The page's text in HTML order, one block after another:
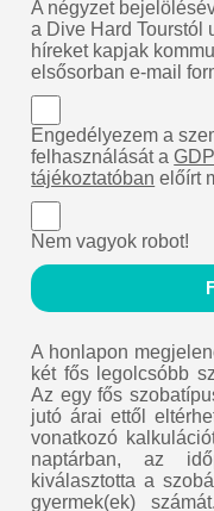
A négyzet
a Dive Hard Tourstól
híreket kapjak
elsősorban e-mail
Engedélyezem a
felhasználását a
tájékoztatóban előírt
Nem vagyok robot!
A honlapon
két fős legolcsóbb
Az egy fős
jutó árai ettől
vonatkozó
naptárban, az
kiválasztotta a
gyermek(ek)